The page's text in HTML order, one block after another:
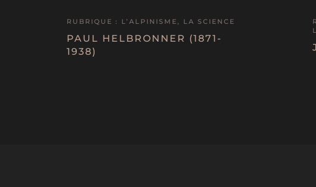
RUBRIQUE : L’ALPINISME, LA SCIENCE
PAUL HELBRONNER (1871-
1938)